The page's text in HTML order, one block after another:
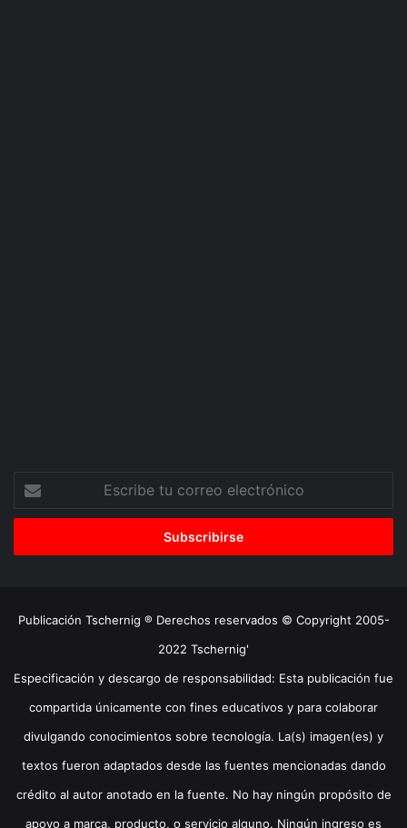
correo
Publicación Tschernig ® Derechos reservados © Copyright 2005-
2022 Tschernig'
Especificación y descargo de responsabilidad: Esta publicación fue
compartida únicamente con fines educativos y para colaborar
divulgando conocimientos sobre tecnología. La(s) imagen(es) y
textos fueron adaptados desde las fuentes mencionadas dando
crédito al autor anotado en la fuente. No hay ningún propósito de
apoyo a marca, producto, o servicio alguno. Ningún ingreso es